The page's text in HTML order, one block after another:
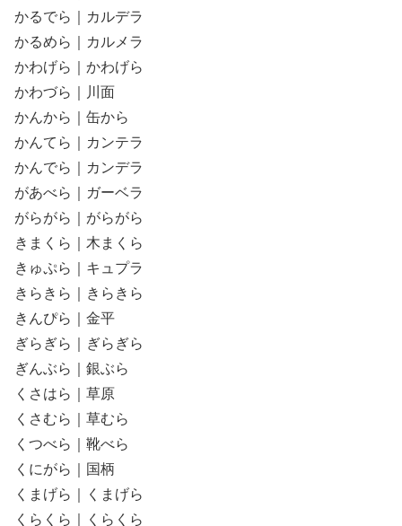
かるでら｜カルデラ
かるめら｜カルメラ
かわげら｜かわげら
かわづら｜川面
かんから｜缶から
かんてら｜カンテラ
かんでら｜カンデラ
があべら｜ガーベラ
がらがら｜がらがら
きまくら｜木まくら
きゅぷら｜キュプラ
きらきら｜きらきら
きんぴら｜金平
ぎらぎら｜ぎらぎら
ぎんぶら｜銀ぶら
くさはら｜草原
くさむら｜草むら
くつべら｜靴べら
くにがら｜国柄
くまげら｜くまげら
くらくら｜くらくら